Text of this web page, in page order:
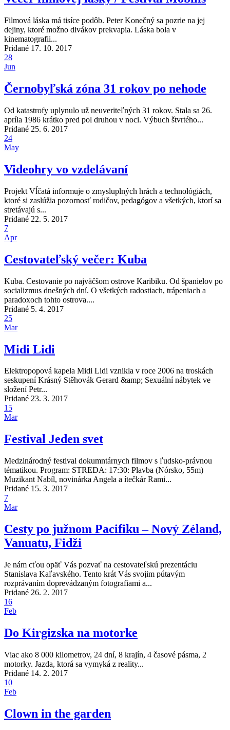
Filmová láska má tisíce podôb. Peter Konečný sa pozrie na jej
dejiny, ktoré možno divákov prekvapia. Láska bola v
kinematografii...
Pridané 17. 10. 2017
28
Jun
Černobyľská zóna 31 rokov po nehode
Od katastrofy uplynulo už neuveriteľných 31 rokov. Stala sa 26.
apríla 1986 krátko pred pol druhou v noci. Výbuch štvrtého...
Pridané 25. 6. 2017
24
May
Videohry vo vzdelávaní
Projekt Vĺčatá informuje o zmysluplných hrách a technológiách,
ktoré si zaslúžia pozornosť rodičov, pedagógov a všetkých, ktorí sa
stretávajú s...
Pridané 22. 5. 2017
7
Apr
Cestovateľský večer: Kuba
Kuba. Cestovanie po najväčšom ostrove Karibiku. Od španielov po
socializmus dnešných dní. O všetkých radostiach, trápeniach a
paradoxoch tohto ostrova....
Pridané 5. 4. 2017
25
Mar
Midi Lidi
Elektropopová kapela Midi Lidi vznikla v roce 2006 na troskách
seskupení Krásný Stěhovák Gerard &amp; Sexuální nábytek ve
složení Petr...
Pridané 23. 3. 2017
15
Mar
Festival Jeden svet
Medzinárodný festival dokumntárnych filmov s ľudsko-právnou
tématikou. Program: STREDA: 17:30: Plavba (Nórsko, 55m)
Muzikant Nabíl, novinárka Angela a ítečkár Rami...
Pridané 15. 3. 2017
7
Mar
Cesty po južnom Pacifiku – Nový Zéland,
Vanuatu, Fidži
Je nám cťou opäť Vás pozvať na cestovateľskú prezentáciu
Stanislava Kaľavského. Tento krát Vás svojim pútavým
rozprávaním doprevádzaným fotografiami a...
Pridané 26. 2. 2017
16
Feb
Do Kirgizska na motorke
Viac ako 8 000 kilometrov, 24 dní, 8 krajín, 4 časové pásma, 2
motorky. Jazda, ktorá sa vymyká z reality...
Pridané 14. 2. 2017
10
Feb
Clown in the garden